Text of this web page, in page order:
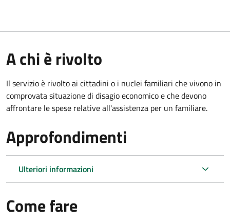
A chi è rivolto
Il servizio è rivolto ai cittadini o i nuclei familiari che vivono in
comprovata situazione di disagio economico e che devono
affrontare le spese relative all'assistenza per un familiare.
Approfondimenti
Ulteriori informazioni
Come fare